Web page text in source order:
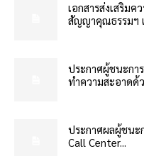
เอกสารส่งเสริมค
สัญญาคุณธรรมฯ
ประกาศผู้ชนะกา
ทำความสะอาดด้
ประกาศผลผู้ชนะ
Call Center...